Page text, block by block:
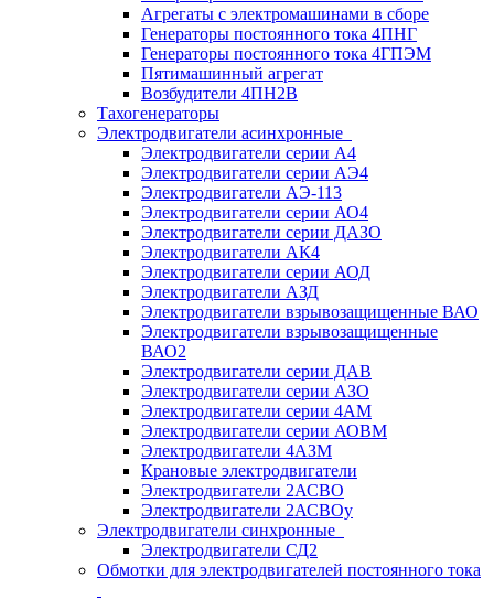
Агрегаты с электромашинами в сборе
Генераторы постоянного тока 4ПНГ
Генераторы постоянного тока 4ГПЭМ
Пятимашинный агрегат
Возбудители 4ПН2В
Тахогенераторы
Электродвигатели асинхронные
Электродвигатели серии А4
Электродвигатели серии АЭ4
Электродвигатели АЭ-113
Электродвигатели серии АО4
Электродвигатели серии ДАЗО
Электродвигатели АК4
Электродвигатели серии АОД
Электродвигатели АЗД
Электродвигатели взрывозащищенные ВАО
Электродвигатели взрывозащищенные
ВАО2
Электродвигатели серии ДАВ
Электродвигатели серии АЗО
Электродвигатели серии 4АМ
Электродвигатели серии АОВМ
Электродвигатели 4АЗМ
Крановые электродвигатели
Электродвигатели 2АСВО
Электродвигатели 2АСВОу
Электродвигатели синхронные
Электродвигатели СД2
Обмотки для электродвигателей постоянного тока